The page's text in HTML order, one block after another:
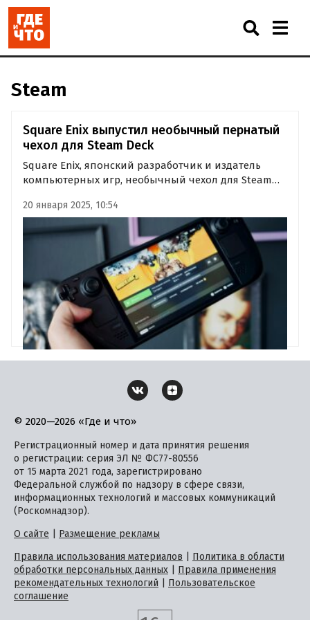
Steam
Square Enix выпустил необычный пернатый
чехол для Steam Deck
Square Enix, японский разработчик и издатель
компьютерных игр, необычный чехол для Steam
видеоигр Final Fantasy. Он будет выпущен строго
ограниченным тиражом.
20 января 2025, 10:54
© 2020—2026 «Где и что»
Регистрационный номер и дата принятия решения
о регистрации: серия ЭЛ № ФС77-80556
от 15 марта 2021 года, зарегистрировано
Федеральной службой по надзору в сфере связи,
информационных технологий и массовых коммуникаций
(Роскомнадзор).
О сайте
Размещение рекламы
Правила использования материалов
Политика в области
обработки персональных данных
Правила применения
рекомендательных технологий
Пользовательское
соглашение